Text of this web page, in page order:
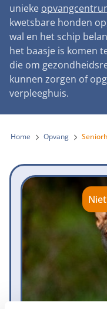
Landelijke
Verantwoord
Landelijk
Verplichte
Gemeentelijk
Bescherming
Lezingen
unieke
kwetsbare honden
wal en het schip
het baasje is komen
die om
kunnen zorgen of
verpleeghuis.
Home Opvang